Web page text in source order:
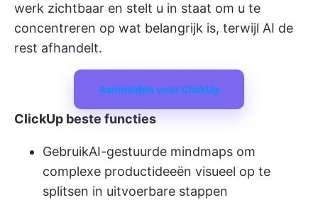
werk zichtbaar en stelt u in staat om u te
concentreren op wat belangrijk is, terwijl AI de
rest afhandelt.
Aanmelden voor ClickUp
ClickUp beste functies
GebruikAI-gestuurde mindmaps om
complexe productideeën visueel op te
splitsen in uitvoerbare stappen